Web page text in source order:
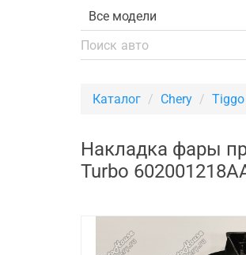
Каталог Chery
Накладка фары
Turbo